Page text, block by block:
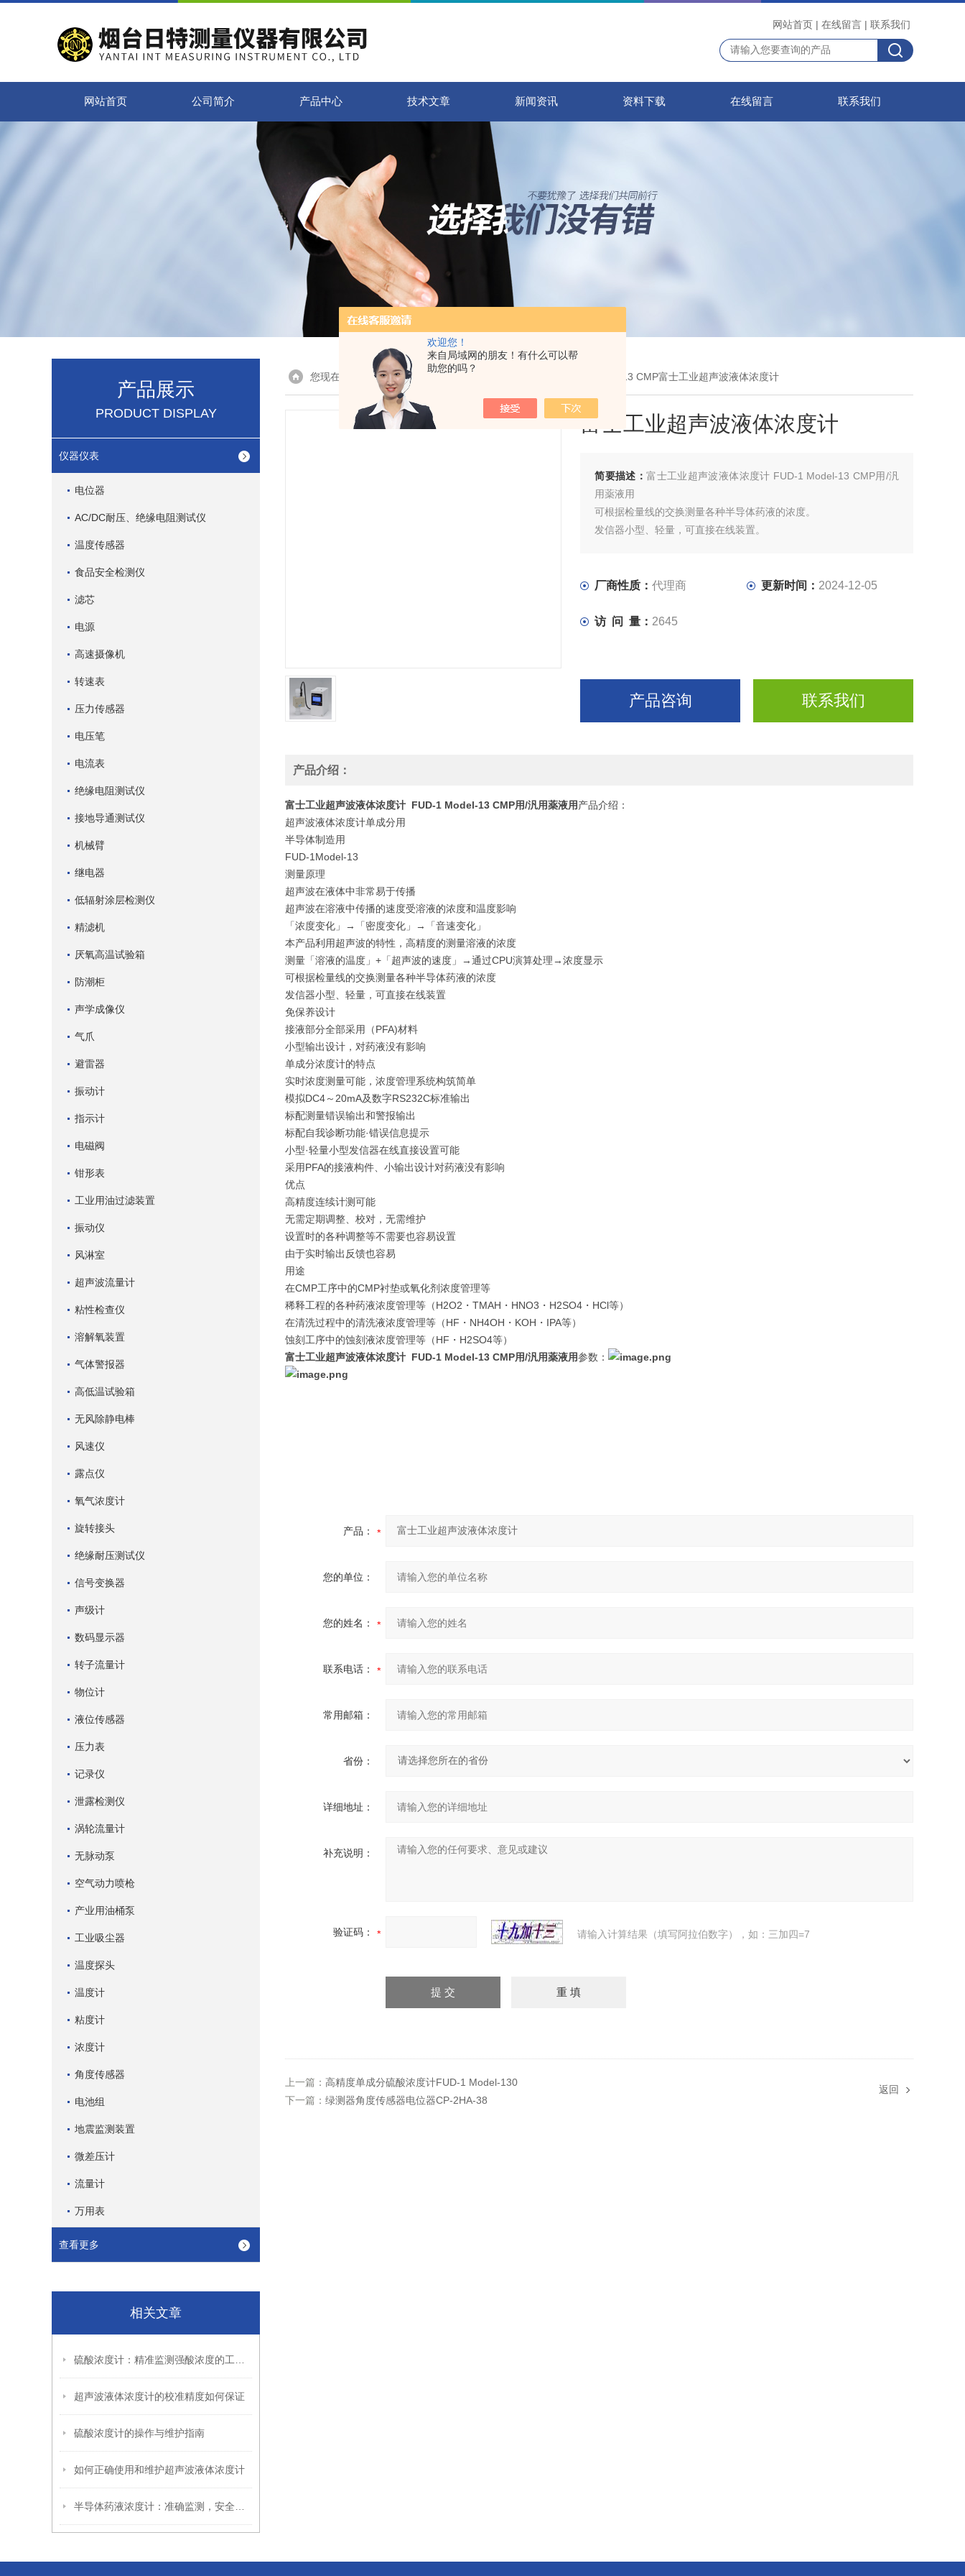
欢迎您！
来自局域网的朋友！有什么可以帮
助您的吗？
网站首页 | 在线留言 | 联系我们
网站首页 公司简介 产品中心 技术文章 新闻资讯 资料下载 在线留言 联系我们
产品展示
PRODUCT DISPLAY
仪器仪表
电位器
AC/DC耐压、绝缘电阻测试仪
温度传感器
食品安全检测仪
滤芯
电源
高速摄像机
转速表
压力传感器
电压笔
电流表
绝缘电阻测试仪
接地导通测试仪
机械臂
继电器
低辐射涂层检测仪
精滤机
厌氧高温试验箱
防潮柜
声学成像仪
气爪
避雷器
振动计
指示计
电磁阀
钳形表
工业用油过滤装置
振动仪
风淋室
超声波流量计
粘性检查仪
溶解氧装置
气体警报器
高低温试验箱
无风除静电棒
风速仪
露点仪
氧气浓度计
旋转接头
绝缘耐压测试仪
信号变换器
声级计
数码显示器
转子流量计
物位计
液位传感器
压力表
记录仪
泄露检测仪
涡轮流量计
无脉动泵
空气动力喷枪
产业用油桶泵
工业吸尘器
温度探头
温度计
粘度计
浓度计
角度传感器
电池组
地震监测装置
微差压计
流量计
万用表
查看更多
相关文章
超声波液体浓度计的校准精度如何保证
硫酸浓度计的操作与维护指南
如何正确使用和维护超声波液体浓度计
您现在的位置：首页> 产品展示 > 仪器仪表 > FUD-1 Model-13 CMP富士工业超声波液体浓度计
富士工业超声波液体浓度计
简要描述：富士工业超声波液体浓度计 FUD-1 Model-13 CMP用/汎
用薬液用
可根据检量线的交换测量各种半导体药液的浓度。
发信器小型、轻量，可直接在线装置。
小型输出设计，对药液没有影响。
厂商性质：代理商 更新时间： 2024-12-05
访 问 量： 2645
产品咨询 联系我们
产品介绍：
富士工业超声波液体浓度计 FUD-1 Model-13 CMP用/汎用薬液用产品介绍：
超声波液体浓度计单成分用
半导体制造用
FUD-1Model-13
测量原理
超声波在液体中非常易于传播
超声波在溶液中传播的速度受溶液的浓度和温度影响
「浓度变化」→「密度变化」→「音速变化」
本产品利用超声波的特性，高精度的测量溶液的浓度
测量「溶液的温度」+「超声波的速度」→通过CPU演算处理→浓度显示
可根据检量线的交换测量各种半导体药液的浓度
发信器小型、轻量，可直接在线装置
免保养设计
接液部分全部采用（PFA)材料
小型输出设计，对药液没有影响
单成分浓度计的特点
实时浓度测量可能，浓度管理系统构筑简单
模拟DC4～20mA及数字RS232C标准输出
标配测量错误输出和警报输出
标配自我诊断功能·错误信息提示
小型·轻量小型发信器在线直接设置可能
采用PFA的接液构件、小输出设计对药液没有影响
优点
高精度连续计测可能
无需定期调整、校对，无需维护
设置时的各种调整等不需要也容易设置
由于实时输出反馈也容易
用途
在CMP工序中的CMP衬垫或氧化剂浓度管理等
稀释工程的各种药液浓度管理等（H2O2・TMAH・HNO3・H2SO4・HCl等）
在清洗过程中的清洗液浓度管理等（HF・NH4OH・KOH・IPA等）
蚀刻工序中的蚀刻液浓度管理等（HF・H2SO4等）
富士工业超声波液体浓度计 FUD-1 Model-13 CMP用/汎用薬液用参数：
产品：
您的单位：
您的姓名：
联系电话：
常用邮箱：
省份：
详细地址：
补充说明：
验证码： 请输入计算结果（填写阿拉伯数字），如：三加四=7
上一篇： 高精度单成分硫酸浓度计FUD-1 Model-130
下一篇： 绿测器角度传感器电位器CP-2HA-38
返回